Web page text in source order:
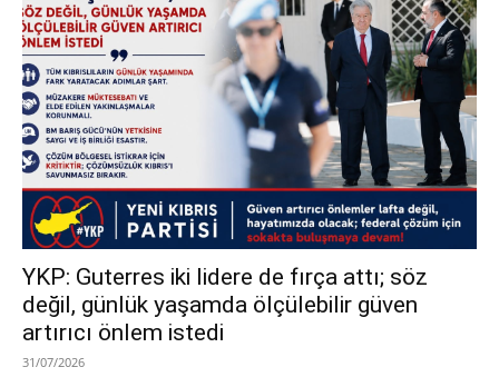
YKP: Guterres iki lidere de fırça attı; söz
değil, günlük yaşamda ölçülebilir güven
artırıcı önlem istedi
31/07/2026